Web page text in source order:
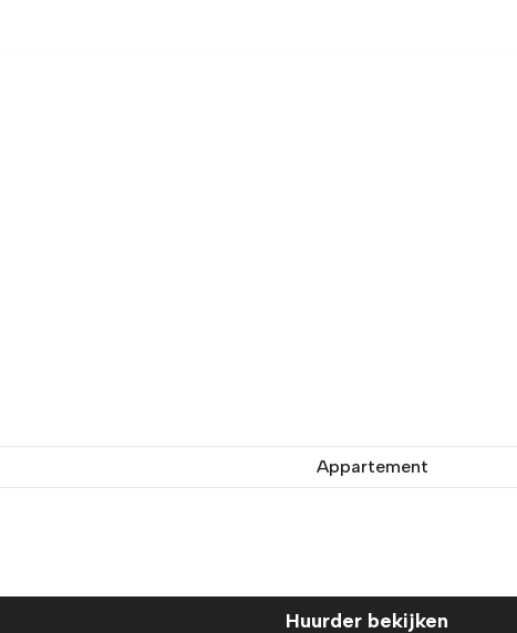
Appartement
Huurder bekijken